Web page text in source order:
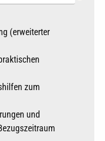
(erweiterter
zum
und